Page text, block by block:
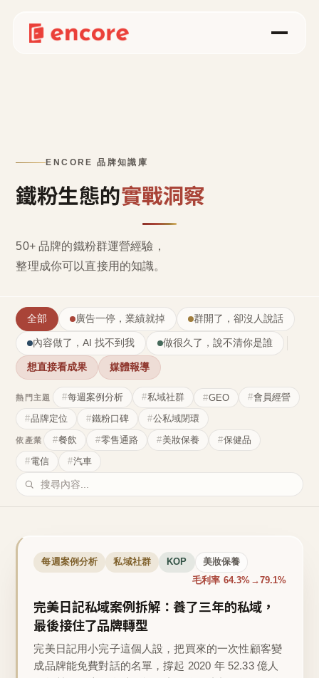
ENCORE 品牌知識庫
鐵粉生態的實戰洞察
50+ 品牌的鐵粉群運營經驗，
整理成你可以直接用的知識。
全部 廣告一停，業績就掉 群開了，卻沒人說話
內容做了，AI 找不到我 做很久了，說不清你是誰
想直接看成果 媒體報導
熱門主題 每週案例分析 私域社群 GEO
會員經營
品牌定位
鐵粉口碑 公私域閉環
依產業 餐飲 零售通路 美妝保養
保健品
電信
汽車
每週案例分析 私域社群 KOP 美妝保養
毛利率 64.3%→79.1%
完美日記私域案例拆解：養了三年的私域，
最後接住了品牌轉型
完美日記用小完子這個人設，把買來的一次性顧客變
成品牌能免費對話的名單，撐起 2020 年 52.33 億人